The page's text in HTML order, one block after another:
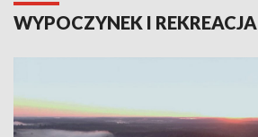
WYPOCZYNEK I REKREACJA